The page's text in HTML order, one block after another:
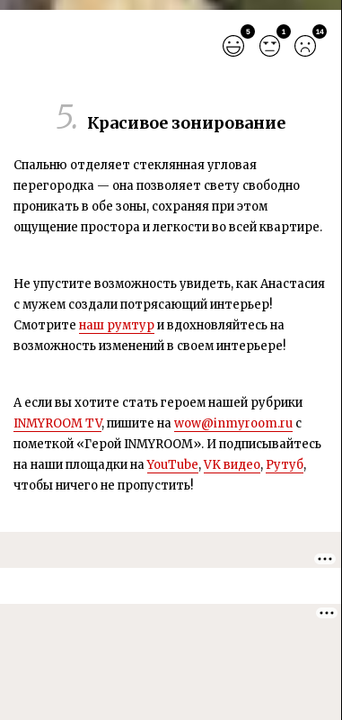
5 1 14
Красивое зонирование
Спальню отделяет стеклянная угловая
перегородка — она позволяет свету свободно
проникать в обе зоны, сохраняя при этом
ощущение простора и легкости во всей квартире.
Не упустите возможность увидеть, как Анастасия
с мужем создали потрясающий интерьер!
Смотрите наш румтури вдохновляйтесь на
возможность изменений в своем интерьере!
А если вы хотите стать героем нашей рубрики
INMYROOM TV, пишите наwow@inmyroom.ru c
пометкой «Герой INMYROOM». И подписывайтесь
на наши площадки наYouTube,VK видео, Рутуб,
чтобы ничего не пропустить!